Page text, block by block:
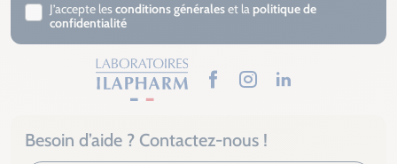
J’accepte lesconditions généraleset la politique de
confidentialité
Besoin d’aide ? Contactez-nous !
FacebookInstagramLinkedIn